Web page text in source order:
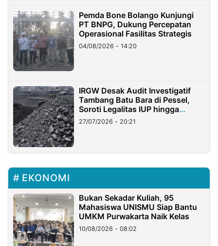
Pemda Bone Bolango Kunjungi
PT BNPG, Dukung Percepatan
Operasional Fasilitas Strategis
04/08/2026 - 14:20
IRGW Desak Audit Investigatif
Tambang Batu Bara di Pessel,
Soroti Legalitas IUP hingga
Stockpile
27/07/2026 - 20:21
EKONOMI
Bukan Sekadar Kuliah, 95
Mahasiswa UNISMU Siap Bantu
UMKM Purwakarta Naik Kelas
10/08/2026 - 08:02